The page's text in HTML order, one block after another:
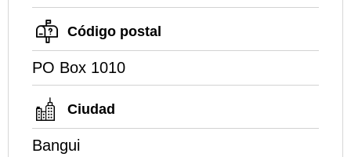
Código postal
PO Box 1010
Ciudad
Bangui